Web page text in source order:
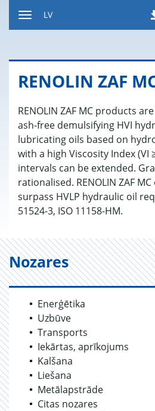
LV
RE­NO­LIN ZAF
RENOLIN ZAF MC products
ash-free demulsifying HVI
lubricating oils based on
with a high Viscosity Index (VI
intervals can be extended.
rationalised. RENOLIN ZAF
surpass HVLP hydraulic oil
51524-3, ISO 11158-HM.
Nozares
Enerģētika
Uzbūve
Transports
Iekārtas, aprīkojums
Kalšana
Liešana
Metālapstrāde
Citas nozares